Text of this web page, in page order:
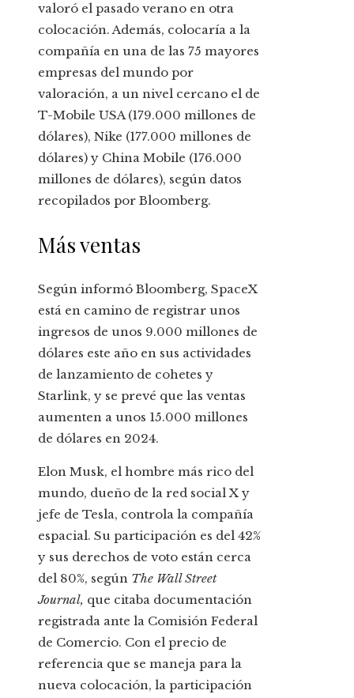
valoró el pasado verano en otra
colocación. Además, colocaría a la
compañía en una de las 75 mayores
empresas del mundo por
valoración, a un nivel cercano el de
T-Mobile USA (179.000 millones de
dólares), Nike (177.000 millones de
dólares) y China Mobile (176.000
millones de dólares), según datos
recopilados por Bloomberg.
Más ventas
Según informó Bloomberg, SpaceX
está en camino de registrar unos
ingresos de unos 9.000 millones de
dólares este año en sus actividades
de lanzamiento de cohetes y
Starlink, y se prevé que las ventas
aumenten a unos 15.000 millones
de dólares en 2024.
Elon Musk, el hombre más rico del
mundo, dueño de la red social X y
jefe de Tesla, controla la compañía
espacial. Su participación es del 42%
y sus derechos de voto están cerca
del 80%, según The Wall Street
Journal, que citaba documentación
registrada ante la Comisión Federal
de Comercio. Con el precio de
referencia que se maneja para la
nueva colocación, la participación